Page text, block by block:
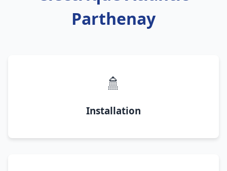
Parthenay
🚿
Installation